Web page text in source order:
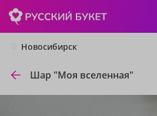
Новосибирск
Шар "Моя вселенная"